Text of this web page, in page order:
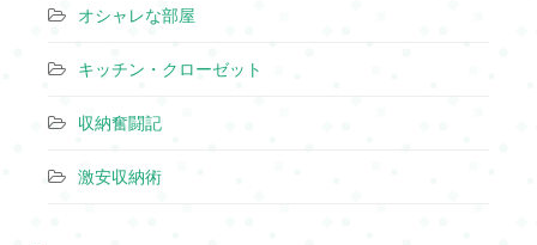
オシャレな部屋
キッチン・クローゼット
収納奮闘記
激安収納術